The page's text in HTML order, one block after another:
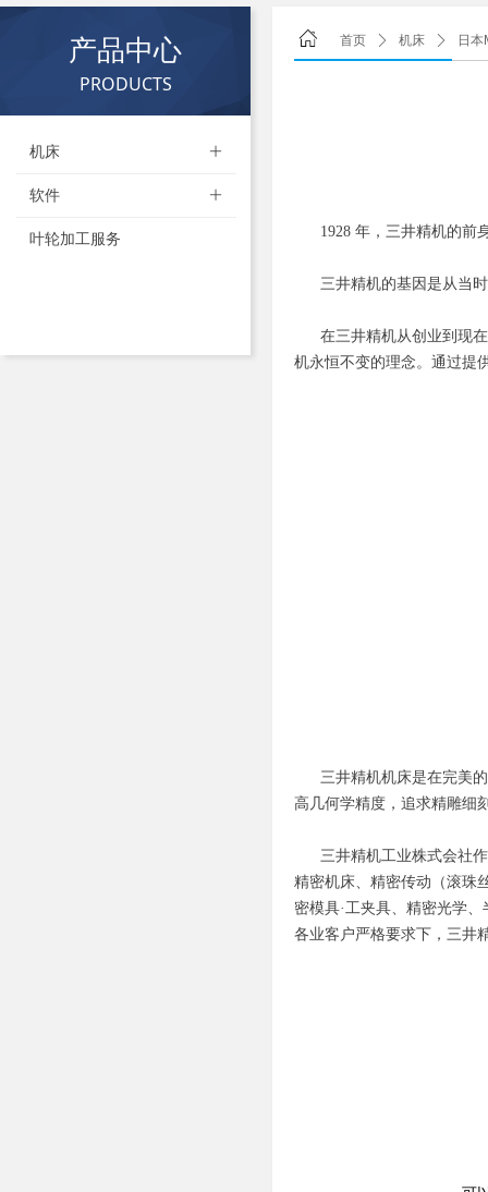
产品中心
PRODUCTS
ꄶ
机床
ꄶ
软件
叶轮加工服务
首页 ꄲ 机床 ꄲ 日本
1928 年，三井精机的前
三井精机的基因是从当时
在三井精机从创业到现在
机永恒不变的理念。通过提
三井精机机床是在完美的
高几何学精度，追求精雕细
三井精机工业株式会社作
精密机床、精密传动（滚珠
密模具·工夹具、精密光学
各业客户严格要求下，三井